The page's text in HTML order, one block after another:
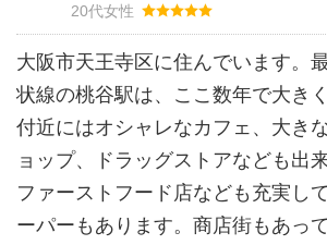
20代女性
大阪市天王寺区に住んでいます。
状線の桃谷駅は、ここ数年で大き
付近にはオシャレなカフェ、大き
ョップ、ドラッグストアなども出
ファーストフード店なども充実し
ーパーもあります。商店街もあっ